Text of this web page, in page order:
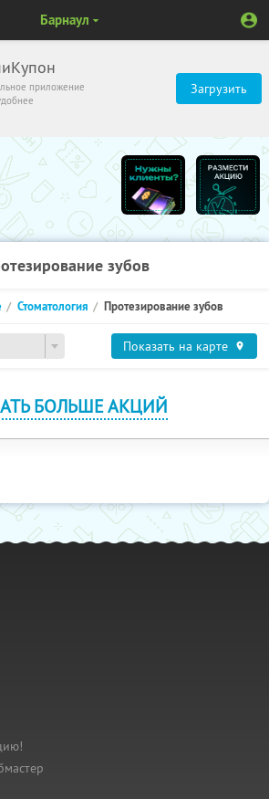
приложение
Загрузить
Барнаул
зубов
Стоматология Протезирование зубов
Показать на карте
БОЛЬШЕ АКЦИЙ